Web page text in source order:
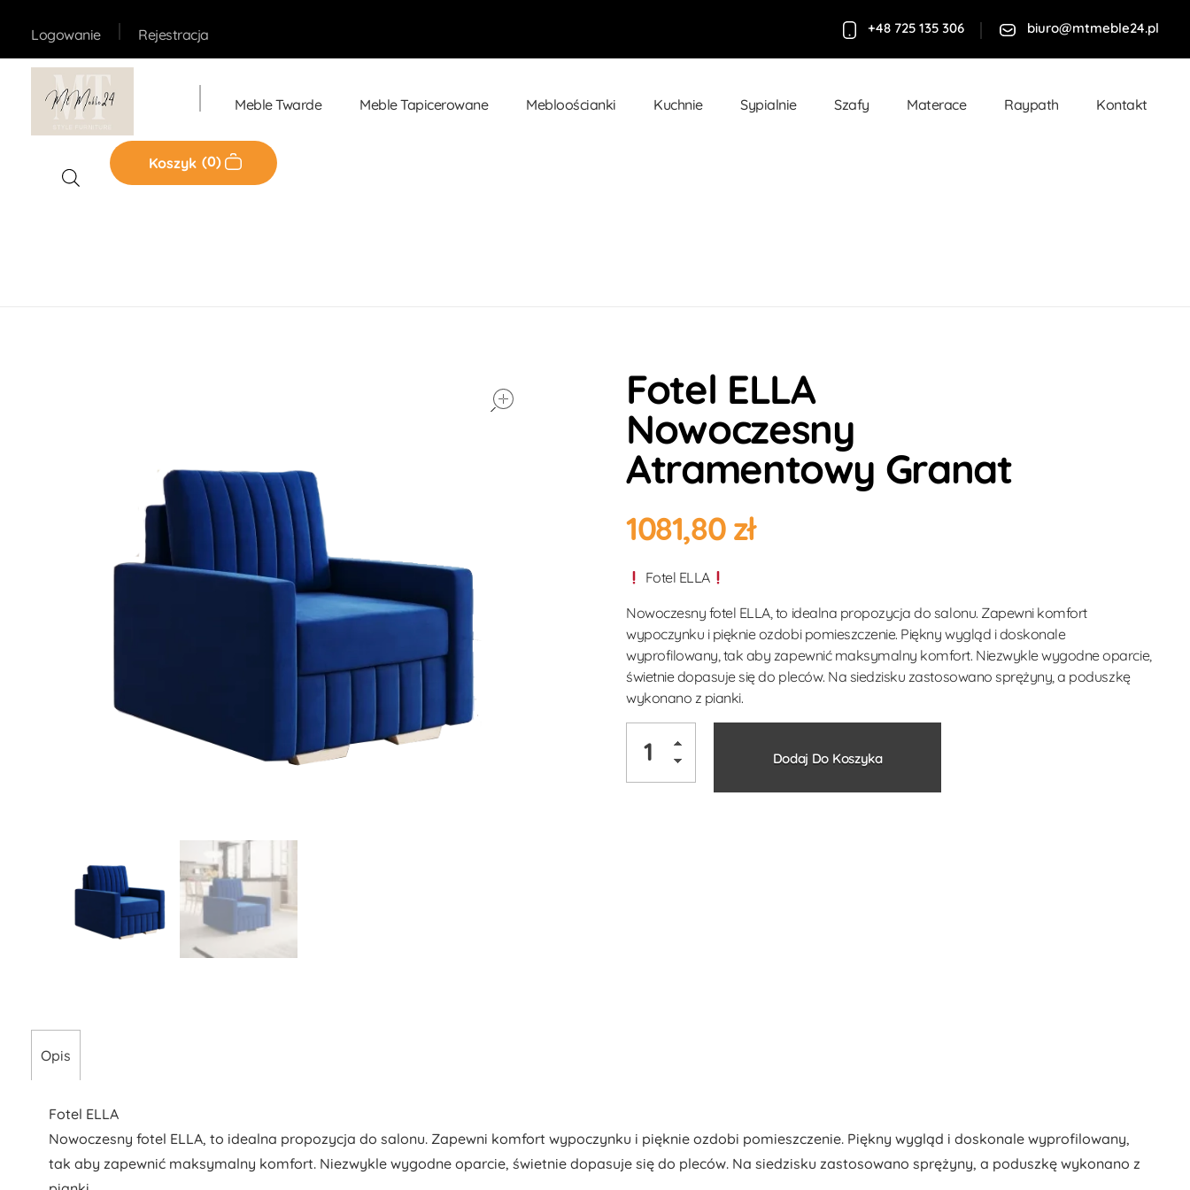
Logowanie Rejestracja +48 725 135 306 biuro@mtmeble24.pl
Meble Twarde Meble Tapicerowane Mebloościanki Kuchnie Sypialnie Szafy Materace Raypath Kontakt
0
Koszyk
Fotel ELLA
Nowoczesny
Atramentowy Granat
1081,80 zł
Fotel ELLA
Nowoczesny fotel ELLA, to idealna propozycja do salonu. Zapewni komfort
wypoczynku i pięknie ozdobi pomieszczenie. Piękny wygląd i doskonale
wyprofilowany, tak aby zapewnić maksymalny komfort. Niezwykle wygodne oparcie,
świetnie dopasuje się do pleców. Na siedzisku zastosowano sprężyny, a poduszkę
wykonano z pianki.
Dodaj Do Koszyka
Opis
Fotel ELLA
Nowoczesny fotel ELLA, to idealna propozycja do salonu. Zapewni komfort wypoczynku i pięknie ozdobi pomieszczenie. Piękny wygląd i doskonale wyprofilowany,
tak aby zapewnić maksymalny komfort. Niezwykle wygodne oparcie, świetnie dopasuje się do pleców. Na siedzisku zastosowano sprężyny, a poduszkę wykonano z